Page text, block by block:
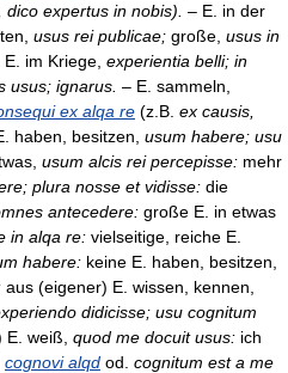
expertus in nobis). – E. in der
usus rei publicae; große, usus in
E. im Kriege, experientia belli; in
usus; ignarus. – E. sammeln,
ex alqa re (z.B. ex causis,
haben, besitzen, usum habere; usu
usum alcis rei percepisse: mehr
plura nosse et vidisse: die
antecedere: große E. in etwas
in alqa re: vielseitige, reiche E.
habere: keine E. haben, besitzen,
aus (eigener) E. wissen, kennen,
didicisse; usu cognitum
weiß, quod me docuit usus: ich
cognovi alqd od. cognitum est a me